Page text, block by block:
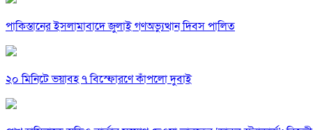
পাকিস্তানের ইসলামাবাদে জুলাই গণঅভ্যুত্থান দিবস পালিত
২০ মিনিটে ভয়াবহ ৭ বিস্ফোরণে কাঁপলো দুবাই